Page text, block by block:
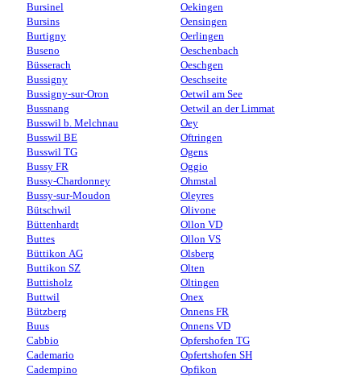
Bursinel
Bursins
Burtigny
Buseno
Büsserach
Bussigny
Bussigny-sur-Oron
Bussnang
Busswil b. Melchnau
Busswil BE
Busswil TG
Bussy FR
Bussy-Chardonney
Bussy-sur-Moudon
Bütschwil
Büttenhardt
Buttes
Büttikon AG
Buttikon SZ
Buttisholz
Buttwil
Bützberg
Buus
Cabbio
Cademario
Cadempino
Oekingen
Oensingen
Oerlingen
Oeschenbach
Oeschgen
Oeschseite
Oetwil am See
Oetwil an der Limmat
Oey
Oftringen
Ogens
Oggio
Ohmstal
Oleyres
Olivone
Ollon VD
Ollon VS
Olsberg
Olten
Oltingen
Onex
Onnens FR
Onnens VD
Opfershofen TG
Opfertshofen SH
Opfikon